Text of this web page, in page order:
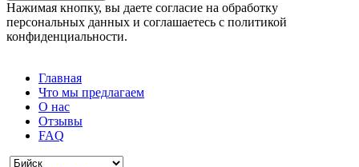
Нажимая кнопку, вы даете согласие на обработку
персональных данных и соглашаетесь с политикой
конфиденциальности.
Главная
Что мы предлагаем
О нас
Отзывы
FAQ